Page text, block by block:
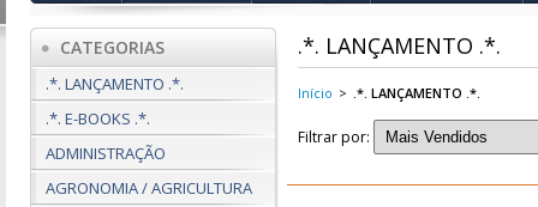
CATEGORIAS
.*. LANÇAMENTO .*.
.*. E-BOOKS .*.
ADMINISTRAÇÃO
AGRONOMIA / AGRICULTURA
.*. LANÇAMENTO .*.
Início > .*. LANÇAMENTO .*.
Filtrar por: